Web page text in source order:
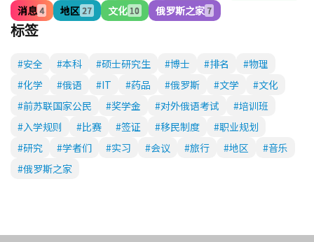
消息4 地区 27 文化 10 俄罗斯之家 7
标签
#安全 #本科 #硕士研究生 #博士 #排名
#物理
#化学
#俄语 #IT #药品 #俄罗斯 #文学
#文化
#前苏联国家公民
#奖学金 #对外俄语考试
#培训班
#入学规则
#比赛 #签证 #移民制度
#职业规划
#研究
#学者们 #实习 #会议 #旅行 #地区
#音乐
#俄罗斯之家